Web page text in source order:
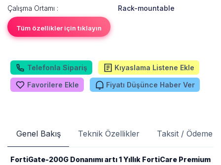
Çalışma Ortamı :
Rack-mountable
Tüm özellikler için tıklayın
Telefonla Sipariş Kıyaslama Listene Ekle
Favorilere Ekle Fiyatı Düşünce Haber Ver
Genel Bakış Teknik Özellikler Taksit / Ödeme
FortiGate-200G Donanımı artı 1 Yıllık FortiCare Premium